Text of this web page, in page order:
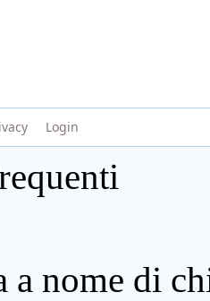
Login
a nome di